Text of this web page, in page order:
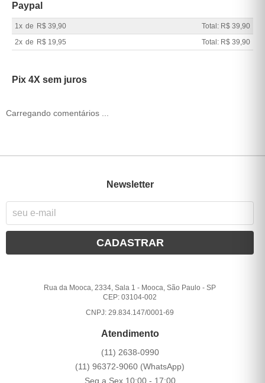
Paypal
1x de R$ 39,90
Total: R$ 39,90
2x de R$ 19,95 Total: R$ 39,90
Pix 4X sem juros
Carregando comentários ...
Newsletter
CADASTRAR
Rua da Mooca, 2334, Sala 1 - Mooca, São Paulo -SP
CEP: 03104-002
CNPJ: 29.834.147/0001-69
Atendimento
(11) 2638-0990
(11) 96372-9060 (WhatsApp)
Seg a Sex 10:00 - 17:00